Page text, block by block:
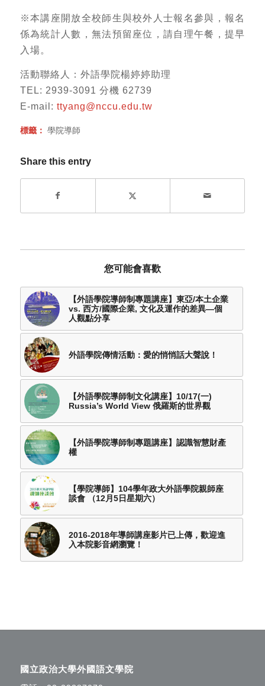
※本講座開放全校師生與校外人士報名參與，報名
係為統計人數，無法預留座位，請自理午餐，提早
入場。
活動聯絡人：外語學院楊婷婷助理
TEL: 2939-3091 分機 62739
E-mail: ttyang@nccu.edu.tw
標籤： 學院導師
Share this entry
您可能會喜歡
【外語學院導師制專題講座】東亞/本土企業
vs. 西方/國際企業, 文化及運作的差異—個
人觀點分享
外語學院傳情活動：愛的悄悄話大聲說！
【外語學院導師制文化講座】10/17(一)
Russia’s World View 俄羅斯的世界觀
【外語學院導師制專題講座】認識智慧財產
權
【學院導師】104學年政大外語學院親師座
談會 （12月5日星期六）
2016-2018年導師講座影片已上傳，歡迎進
入本院影音網瀏覽！
國立政治大學外國語文學院